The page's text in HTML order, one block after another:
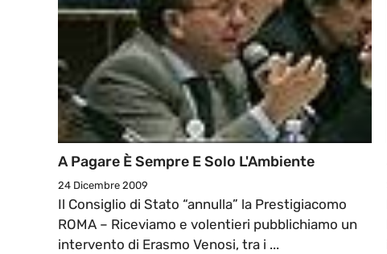
A Pagare È Sempre E Solo L'Ambiente
24 Dicembre 2009
Il Consiglio di Stato “annulla” la Prestigiacomo
ROMA – Riceviamo e volentieri pubblichiamo un
intervento di Erasmo Venosi, tra i ...